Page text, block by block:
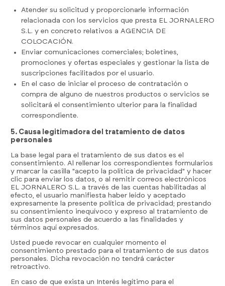
Atender su solicitud y proporcionarle información
relacionada con los servicios que presta EL JORNALERO
S.L. y en concreto relativos a AGENCIA DE
COLOCACIÓN.
Enviar comunicaciones comerciales; boletines,
promociones y ofertas especiales y gestionar la lista de
suscripciones facilitados por el usuario.
En el caso de iniciar el proceso de contratación o
compra de alguno de nuestros productos o servicios se
solicitará el consentimiento ulterior para la finalidad
correspondiente.
5. Causa legitimadora del tratamiento de datos
personales
La base legal para el tratamiento de sus datos es el
consentimiento. Al rellenar los correspondientes formularios
y marcar la casilla "acepto la política de privacidad" y hacer
clic para enviar los datos, o al remitir correos electrónicos
EL JORNALERO S.L. a través de las cuentas habilitadas al
efecto, el usuario manifiesta haber leído y aceptado
expresamente la presente política de privacidad; prestando
su consentimiento inequívoco y expreso al tratamiento de
sus datos personales de acuerdo a las finalidades y
términos aquí expresados.
Usted puede revocar en cualquier momento el
consentimiento prestado para el tratamiento de sus datos
personales. Dicha revocación no tendrá carácter
retroactivo.
En caso de que exista un Interés legítimo para el